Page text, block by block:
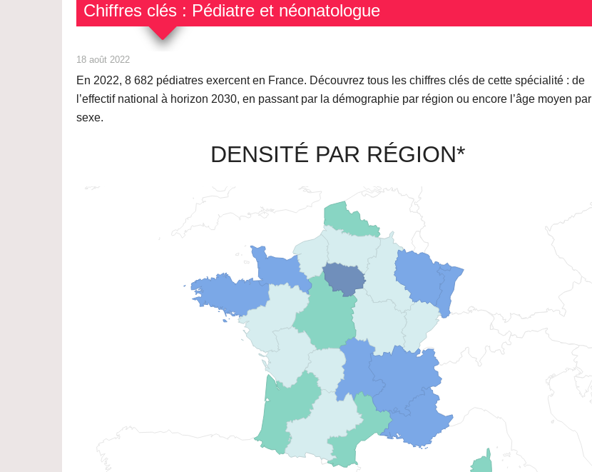
Chiffres clés : Pédiatre et néonatologue
18 août 2022
En 2022, 8 682 pédiatres exercent en France. Découvrez tous les chiffres clés de cette spécialité : de
l’effectif national à horizon 2030, en passant par la démographie par région ou encore l’âge moyen par
sexe.
DENSITÉ PAR RÉGION*